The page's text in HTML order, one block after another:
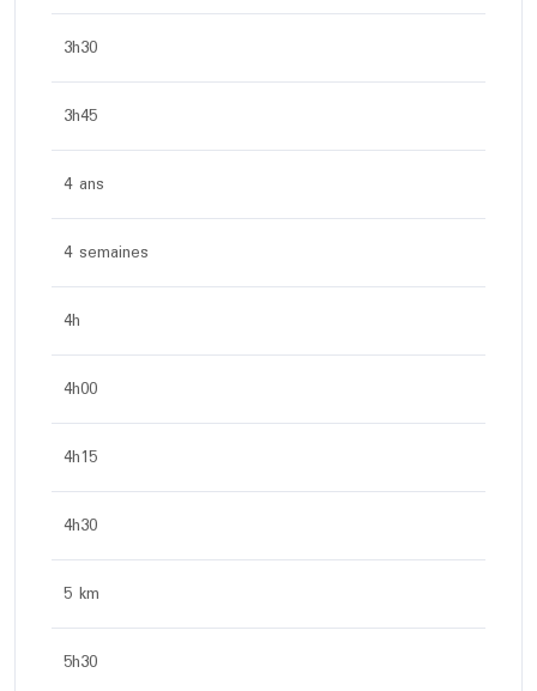
3h30
3h45
4 ans
4 semaines
4h
4h00
4h15
4h30
5 km
5h30